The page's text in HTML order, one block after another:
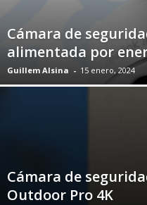
Cámara de
alimentada por
Guillem Alsina - 15 enero, 2024
Cámara de
Outdoor Pro 4K